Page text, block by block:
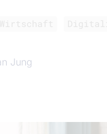
Jung